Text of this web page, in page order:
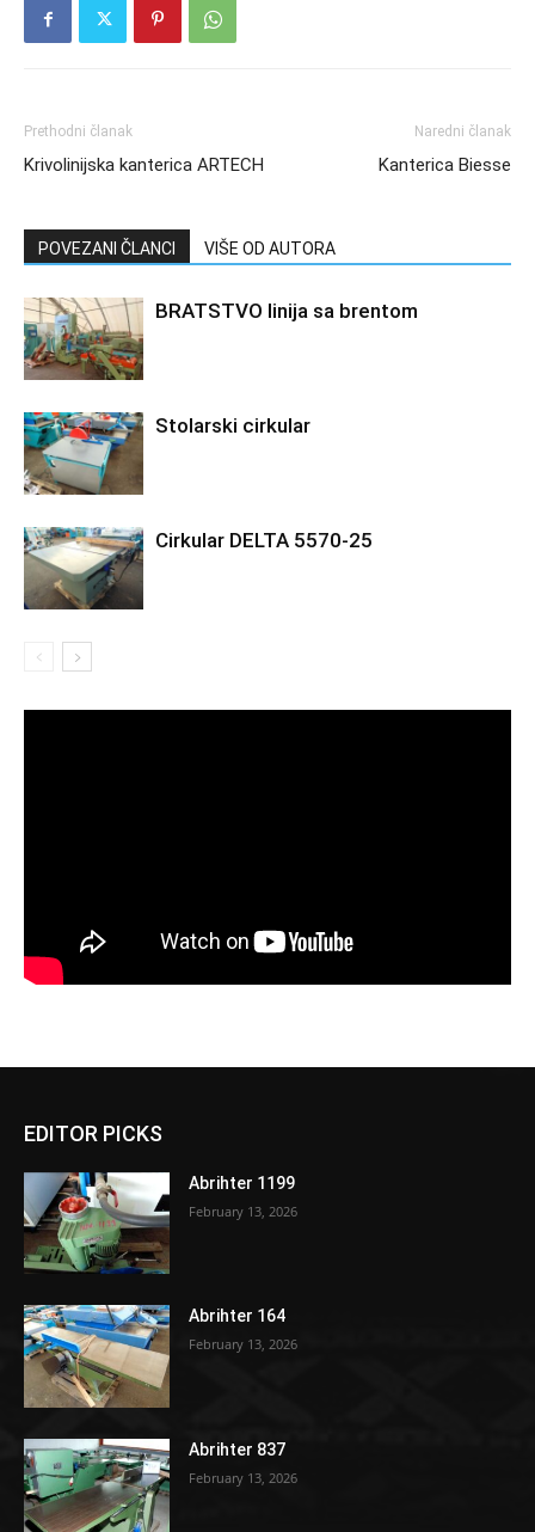
Prethodni članak
Krivolinijska kanterica ARTECH
Naredni članak
Kanterica Biesse
POVEZANI ČLANCI VIŠE OD AUTORA
BRATSTVO linija sa brentom
Stolarski cirkular
Cirkular DELTA 5570-25
EDITOR PICKS
Abrihter 1199
February 13, 2026
Abrihter 164
February 13, 2026
Abrihter 837
February 13, 2026